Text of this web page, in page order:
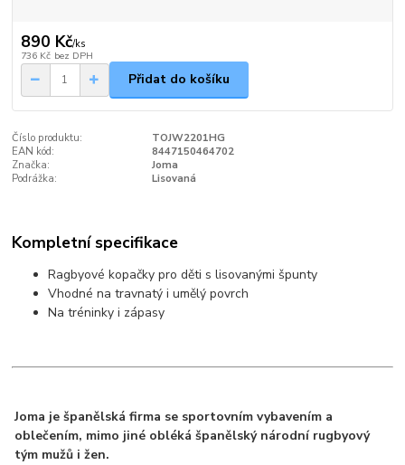
890 Kč/ks
736 Kč bez DPH
Přidat do košíku
Číslo produktu:
TOJW2201HG
EAN kód:
8447150464702
Značka:
Joma
Podrážka:
Lisovaná
Kompletní specifikace
Ragbyové kopačky pro děti s lisovanými špunty
Vhodné na travnatý i umělý povrch
Na tréninky i zápasy
Joma je španělská firma se sportovním vybavením a
oblečením, mimo jiné obléká španělský národní rugbyový
tým mužů i žen.